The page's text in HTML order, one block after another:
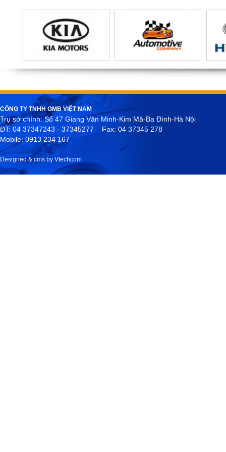
CÔNG TY TNHH GMB VIỆT NAM
Trụ sở chính: Số 47 Giang Văn Minh-Kim Mã-Ba Đình-Hà Nội
ĐT: 04 37347243 - 37345277 Fax: 04 37345 278
Mobile: 0913 234 167
Designed & cms by Vtechcom